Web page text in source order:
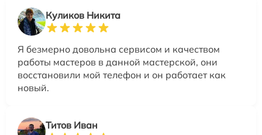
Куликов Никита
Я безмерно довольна сервисом и качеством
работы мастеров в данной мастерской, они
восстановили мой телефон и он работает как
новый.
Титов Иван